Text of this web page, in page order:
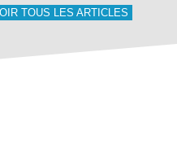
TOUS LES ARTICLES